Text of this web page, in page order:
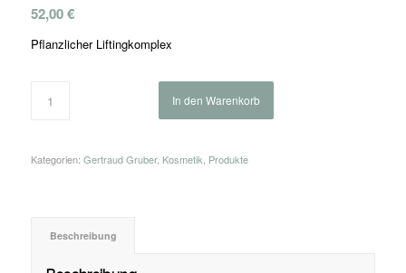
52,00€
Pflanzlicher Liftingkomplex
In den Warenkorb
Kategorien: Gertraud Gruber, Kosmetik Produkte
Beschreibung